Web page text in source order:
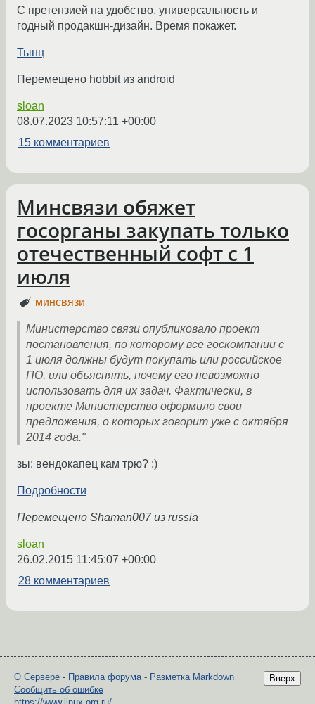
С претензией на удобство, универсальность и
годный продакшн-дизайн. Время покажет.
Тынц
Перемещено hobbit из android
sloan
08.07.2023 10:57:11 +00:00
15 комментариев
Минсвязи обяжет
госорганы закупать только
отечественный софт с 1
июля
минсвязи
Министерство связи опубликовало проект
постановления, по которому все госкомпании с
1 июля должны будут покупать или российское
ПО, или объяснять, почему его невозможно
использовать для их задач. Фактически, в
проекте Министерство оформило свои
предложения, о которых говорит уже с октября
2014 года."
зы: вендокапец кам трю? :)
Подробности
Перемещено Shaman007 из russia
sloan
26.02.2015 11:45:07 +00:00
28 комментариев
Вверх
О Сервере - Правила форума - Разметка Markdown
Сообщить об ошибке